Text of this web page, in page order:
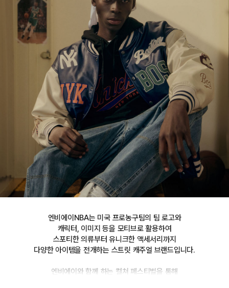
엔비에이NBA는 미국 프로농구팀의 팀 로고와
캐릭터, 이미지 등을 모티브로 활용하여
스포티한 의류부터 유니크한 액세서리까지
다양한 아이템을 전개하는 스트릿 캐주얼 브랜드입니다.
엔비에이와 함께 하는 컬쳐 페스티벌을 통해